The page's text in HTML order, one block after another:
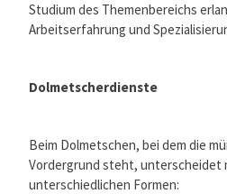
Studium des Themenbereichs
Arbeitserfahrung und
Dolmetscherdienste
Beim Dolmetschen, bei dem die
Vordergrund steht, unterscheidet
unterschiedlichen Formen: